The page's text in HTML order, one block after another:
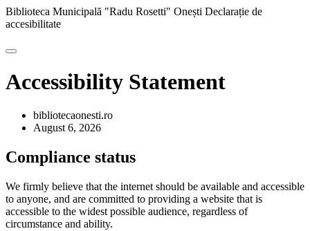
Biblioteca Municipală "Radu Rosetti" Onești Declarație de
accesibilitate
Accessibility Statement
bibliotecaonesti.ro
August 6, 2026
Compliance status
We firmly believe that the internet should be available and accessible
to anyone, and are committed to providing a website that is
accessible to the widest possible audience, regardless of
circumstance and ability.